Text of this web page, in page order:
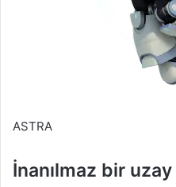
ASTRA
İnanılmaz bir uzay